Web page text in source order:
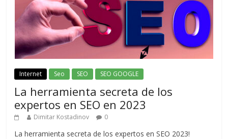
Internet Seo SEO SEO GOOGLE
La herramienta secreta de los
expertos en SEO en 2023
Dimitar Kostadinov 0
La herramienta secreta de los expertos en SEO 2023!